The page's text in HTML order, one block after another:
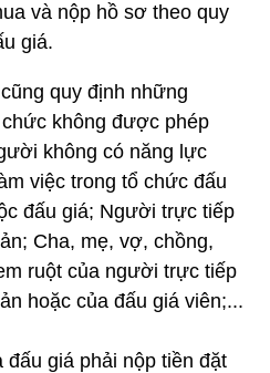
và nộp hồ sơ theo quy
giá.
quy định những
không được phép
không có năng lực
việc trong tổ chức đấu
đấu giá; Người trực tiếp
Cha, mẹ, vợ, chồng,
ruột của người trực tiếp
hoặc của đấu giá viên;...
giá phải nộp tiền đặt